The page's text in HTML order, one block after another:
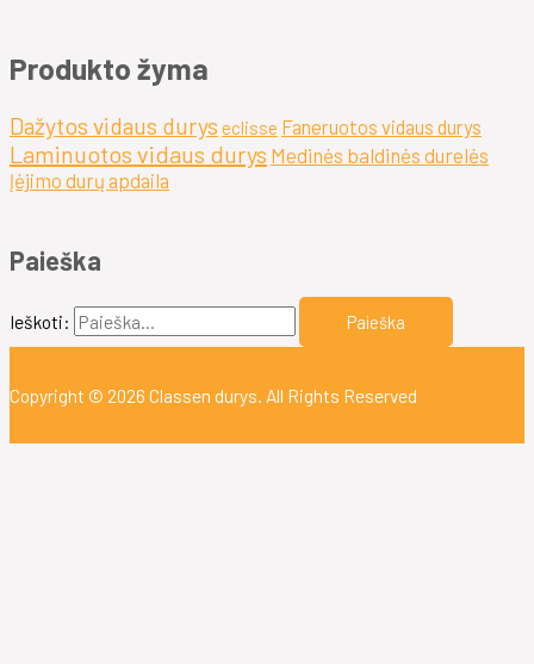
Produkto žyma
Dažytos vidaus durys eclisse Faneruotos vidaus durys
Laminuotos vidaus durys Medinės baldinės durelės
Įėjimo durų apdaila
Paieška
Ieškoti:
Copyright © 2026 Classen durys . All Rights Reserved